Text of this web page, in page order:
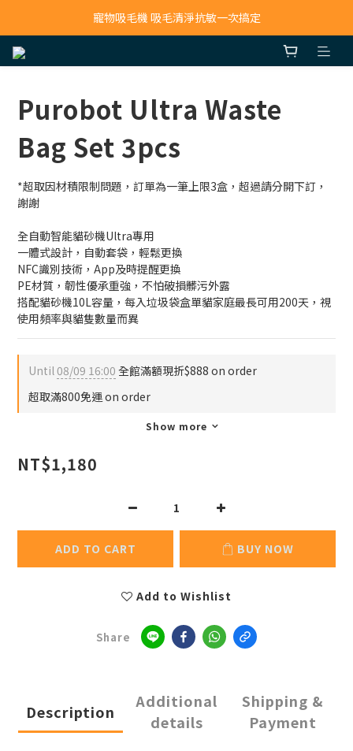
寵物吸毛機 吸毛清淨抗敏一次搞定
鮮食調理機 一鍵出餐超省力
Purobot Ultra Waste
Bag Set 3pcs
*超取因材積限制問題，訂單為一筆上限3盒，超過請分開下訂，
謝謝
全自動智能貓砂機Ultra專用
一體式設計，自動套袋，輕鬆更換
NFC識別技術，App及時提醒更換
PE材質，韌性優承重強，不怕破損髒污外露
搭配貓砂機10L容量，每入垃圾袋盒單貓家庭最長可用200天，視
使用頻率與貓隻數量而異
Until08/09 16:00 全館滿額現折$888 on order
超取滿800免運 on order
Show more
NT$1,180
ADD TO CART BUY NOW
Add to Wishlist
Share
Description
Additional
details
Shipping &
Payment